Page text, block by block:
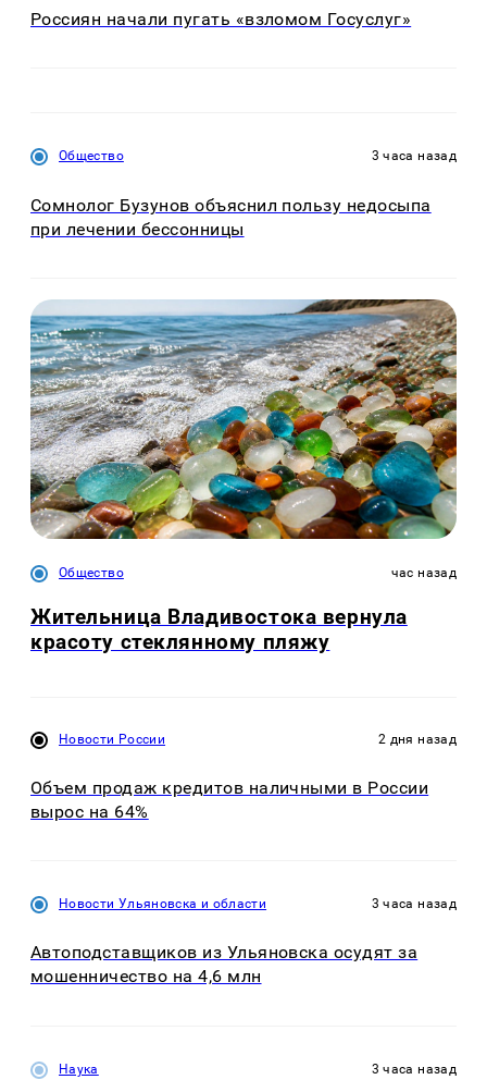
Россиян начали пугать «взломом Госуслуг»
Общество 3 часа назад
Сомнолог Бузунов объяснил пользу недосыпа
при лечении бессонницы
Общество час назад
Жительница Владивостока вернула
красоту стеклянному пляжу
Новости России 2 дня назад
Объем продаж кредитов наличными в России
вырос на 64%
Новости Ульяновска и области 3 часа назад
Автоподставщиков из Ульяновска осудят за
мошенничество на 4,6 млн
Наука 3 часа назад